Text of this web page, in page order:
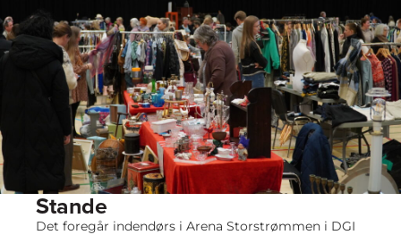
Stande
Det foregår indendørs i Arena Storstrømmen i DGI